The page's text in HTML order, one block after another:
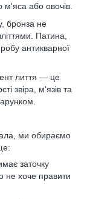
м'яса або овочів.
бронза не
Патина,
антикварної
лиття — це
звіра, м'язів та
ми обираємо
заточку
не хоче правити